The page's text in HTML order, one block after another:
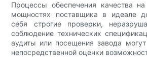
Процессы обеспечения качества на
мощностях поставщика в идеале
себя строгие проверки,
соблюдение технических
аудиты или посещения завода
непосредственной оценки